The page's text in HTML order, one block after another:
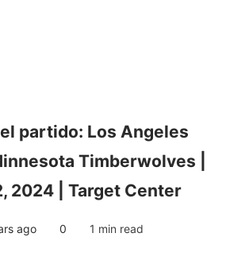
partido: Los Angeles
Timberwolves |
2024 | Target Center
ago 0 1 min read